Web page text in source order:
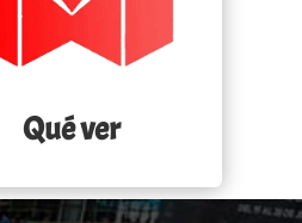
Qué ver